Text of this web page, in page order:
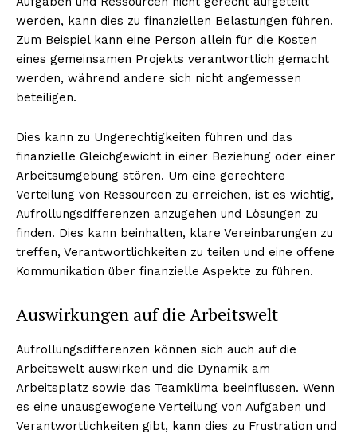
werden, kann dies zu finanziellen Belastungen führen.
Zum Beispiel kann eine Person allein für die Kosten
eines gemeinsamen Projekts verantwortlich gemacht
werden, während andere sich nicht angemessen
beteiligen.
Dies kann zu Ungerechtigkeiten führen und das
finanzielle Gleichgewicht in einer Beziehung oder einer
Arbeitsumgebung stören. Um eine gerechtere
Verteilung von Ressourcen zu erreichen, ist es wichtig,
Aufrollungsdifferenzen anzugehen und Lösungen zu
finden. Dies kann beinhalten, klare Vereinbarungen zu
treffen, Verantwortlichkeiten zu teilen und eine offene
Kommunikation über finanzielle Aspekte zu führen.
Auswirkungen auf die Arbeitswelt
Aufrollungsdifferenzen können sich auch auf die
Arbeitswelt auswirken und die Dynamik am
Arbeitsplatz sowie das Teamklima beeinflussen. Wenn
es eine unausgewogene Verteilung von Aufgaben und
Verantwortlichkeiten gibt, kann dies zu Frustration und